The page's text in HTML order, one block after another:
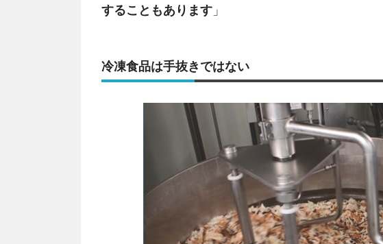
することもあります 」
冷凍食品は手抜きではない